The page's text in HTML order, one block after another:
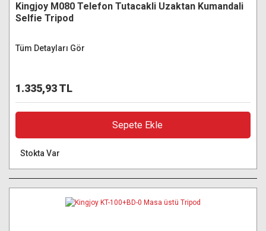
Kingjoy M080 Telefon Tutacakli Uzaktan Kumandali
Selfie Tripod
Tüm Detayları Gör
1.335,93 TL
Sepete Ekle
Stokta Var